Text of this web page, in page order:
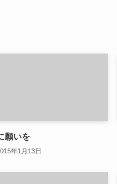
願いを
年1月13日